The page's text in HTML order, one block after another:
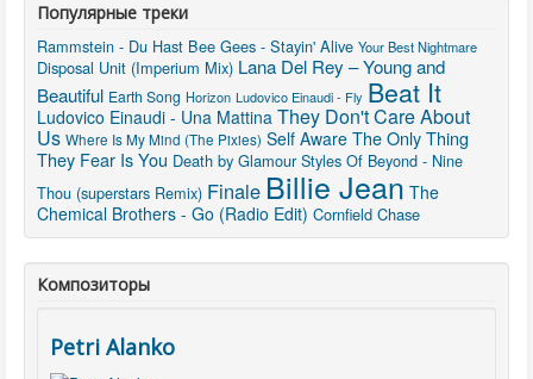
Популярные треки
Rammstein - Du Hast Bee Gees - Stayin' Alive Your Best Nightmare
Disposal Unit (Imperium Mix) Lana Del Rey – Young and
Beautiful Earth Song Horizon Ludovico Einaudi - Fly Beat It
Ludovico Einaudi - Una Mattina They Don't Care About
Us Where Is My Mind (The Pixies) Self Aware The Only Thing
They Fear Is You Death by Glamour Styles Of Beyond - Nine
Thou (superstars Remix) Finale Billie Jean The
Chemical Brothers - Go (Radio Edit) Cornfield Chase
Композиторы
Petri Alanko